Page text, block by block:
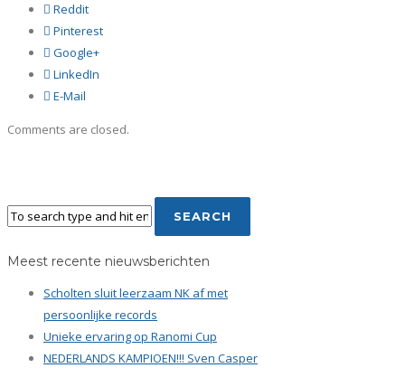
Reddit
Pinterest
Google+
LinkedIn
E-Mail
Comments are closed.
Meest recente nieuwsberichten
Scholten sluit leerzaam NK af met
persoonlijke records
Unieke ervaring op Ranomi Cup
NEDERLANDS KAMPIOEN!!! Sven Casper